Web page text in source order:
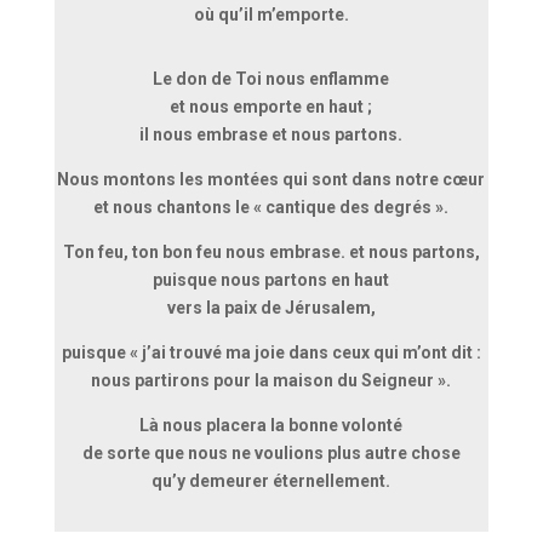
où qu’il m’emporte.
Le don de Toi nous enflamme
et nous emporte en haut ;
il nous embrase et nous partons.
Nous montons les montées qui sont dans notre cœur
et nous chantons le « cantique des degrés ».
Ton feu, ton bon feu nous embrase. et nous partons,
puisque nous partons en haut
vers la paix de Jérusalem,
puisque « j’ai trouvé ma joie dans ceux qui m’ont dit :
nous partirons pour la maison du Seigneur ».
Là nous placera la bonne volonté
de sorte que nous ne voulions plus autre chose
qu’y demeurer éternellement.